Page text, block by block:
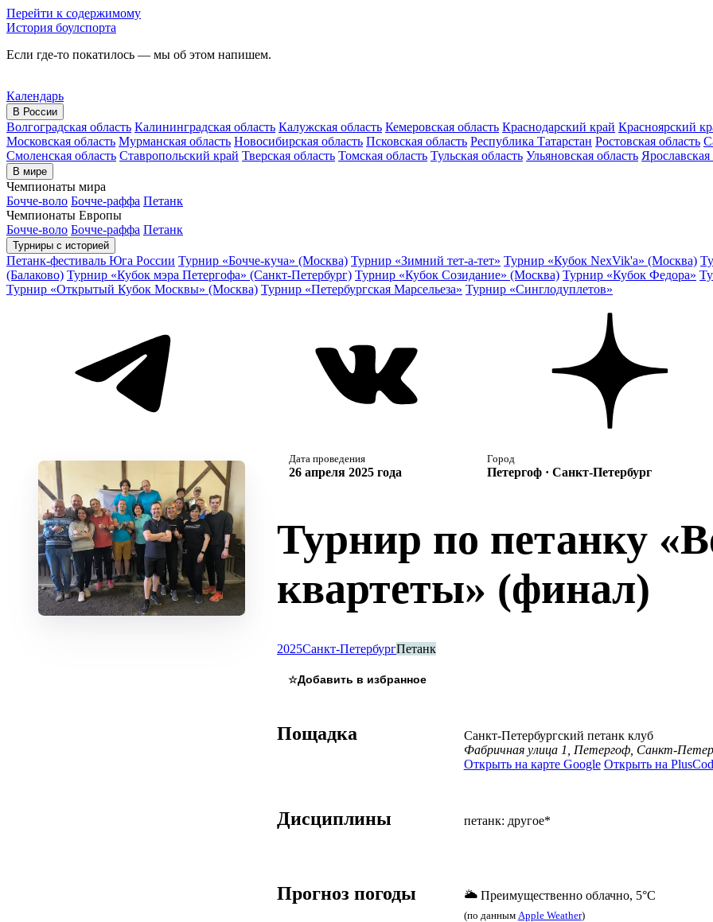
Перейти к содержимому
История боулспорта
Если где-то покатилось — мы об этом напишем.
Календарь
В России
Волгоградская область Калининградская область Калужская область Кемеровская область Краснодарский край Красноярский
Московская область Мурманская область Новосибирская область Псковская область Республика Татарстан Ростовская область
Смоленская область Ставропольский край Тверская область Томская область Тульская область Ульяновская область Ярославская
В мире
Чемпионаты мира
Бочче-воло Бочче-раффа Петанк
Чемпионаты Европы
Бочче-воло Бочче-раффа Петанк
Турниры с историей
Петанк-фестиваль Юга России Турнир «Бочче-куча» (Москва) Турнир «Зимний тет-а-тет» Турнир «Кубок NexVik'a» (Москва)
(Балаково) Турнир «Кубок мэра Петергофа» (Санкт-Петербург) Турнир «Кубок Созидание» (Москва) Турнир «Кубок Федора»
Турнир «Открытый Кубок Москвы» (Москва) Турнир «Петербургская Марсельеза» Турнир «Синглодуплетов»
Дата проведения
26 апреля 2025 года
Город
Петергоф · Санкт-Петербург
Турнир по петанку
квартеты» (финал)
2025Санкт-ПетербургПетанк
☆
Пощадка
Санкт-Петербургский петанк клуб
Фабричная улица 1, Петергоф, Санкт-
Открыть на карте Google Открыть на
Дисциплины петанк: другое*
Прогноз погоды 🌥️ Преимущественно облачно, 5°C
(по данным Apple Weather)